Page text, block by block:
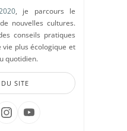
, je parcours le
nouvelles cultures.
conseils pratiques
plus écologique et
quotidien.
SITE